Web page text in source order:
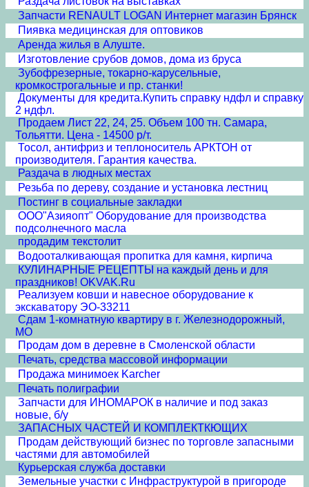
Запчасти RENAULT LOGAN Интернет магазин Брянск
Пиявка медицинская для оптовиков
Аренда жилья в Алуште.
Изготовление срубов домов, дома из бруса
Зубофрезерные, токарно-карусельные,
кромкострогальные и пр. станки!
Документы для кредита.Купить справку ндфл и справку
2 ндфл.
Продаем Лист 22, 24, 25. Объем 100 тн. Самара,
Тольятти. Цена - 14500 р/т.
Тосол, антифриз и теплоноситель АРКТОН от
производителя. Гарантия качества.
Раздача в людных местах
Резьба по дереву, создание и установка лестниц
Постинг в социальные закладки
ООО"Азияопт" Оборудование для производства
подсолнечного масла
продадим текстолит
Водооталкивающая пропитка для камня, кирпича
КУЛИНАРНЫЕ РЕЦЕПТЫ на каждый день и для
праздников! OKVAK.Ru
Реализуем ковши и навесное оборудование к
экскаватору ЭО-33211
Сдам 1-комнатную квартиру в г. Железнодорожный,
МО
Продам дом в деревне в Смоленской области
Печать, средства массовой информации
Продажа минимоек Karcher
Печать полиграфии
Запчасти для ИНОМАРОК в наличие и под заказ
новые, б/у
ЗАПАСНЫХ ЧАСТЕЙ И КОМПЛЕКТКЮЩИХ
Продам действующий бизнес по торговле запасными
частями для автомобилей
Курьерская служба доставки
Земельные участки с Инфраструктурой в пригороде